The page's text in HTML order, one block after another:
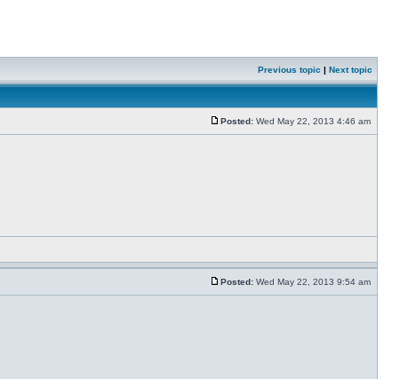
Previous topic | Next topic
Posted: Wed May 22, 2013 4:46 am
Posted: Wed May 22, 2013 9:54 am